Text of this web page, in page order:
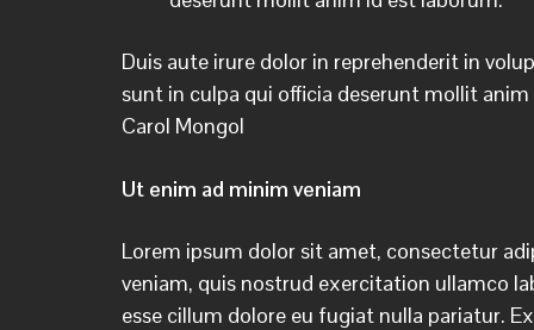
Duis aute irure dolor in reprehenderit in
sunt in culpa qui officia deserunt mollit
Carol Mongol
Ut enim ad minim veniam
Lorem ipsum dolor sit amet, consectetur
veniam, quis nostrud exercitation ullamco
esse cillum dolore eu fugiat nulla pariatur.